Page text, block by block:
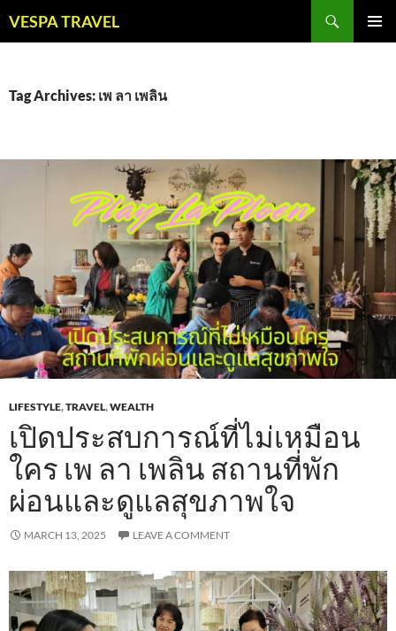
toVESPA TRAVEL
Tag Archives: เพ ลา เพลิน
LIFESTYLE,TRAVEL,WEALTH
เปิดประสบการณ์ที่ไม่เหมือน
ใคร เพ ลา เพลิน สถานที่พัก
ผ่อนและดูแลสุขภาพใจ
MARCH 13, 2025 LEAVE A COMMENT